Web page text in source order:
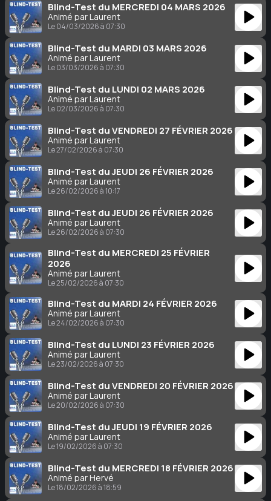
Blind-Test du MERCREDI 04 MARS 2026
Animé par Laurent
Le 04/03/2026 à 07:30
Blind-Test du MARDI 03 MARS 2026
Animé par Laurent
Le 03/03/2026 à 07:30
Blind-Test du LUNDI 02 MARS 2026
Animé par Laurent
Le 02/03/2026 à 07:30
Blind-Test du VENDREDI 27 FÉVRIER 2026
Animé par Laurent
Le 27/02/2026 à 07:30
Blind-Test du JEUDI 26 FÉVRIER 2026
Animé par Laurent
Le 26/02/2026 à 10:17
Blind-Test du JEUDI 26 FÉVRIER 2026
Animé par Laurent
Le 26/02/2026 à 07:30
Blind-Test du MERCREDI 25 FÉVRIER
2026
Animé par Laurent
Le 25/02/2026 à 07:30
Blind-Test du MARDI 24 FÉVRIER 2026
Animé par Laurent
Le 24/02/2026 à 07:30
Blind-Test du LUNDI 23 FÉVRIER 2026
Animé par Laurent
Le 23/02/2026 à 07:30
Blind-Test du VENDREDI 20 FÉVRIER 2026
Animé par Laurent
Le 20/02/2026 à 07:30
Blind-Test du JEUDI 19 FÉVRIER 2026
Animé par Laurent
Le 19/02/2026 à 07:30
Blind-Test du MERCREDI 18 FÉVRIER 2026
Animé par Hervé
Le 18/02/2026 à 18:59